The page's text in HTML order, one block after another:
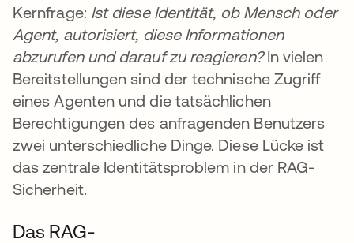
Kernfrage: Ist diese Identität, ob Mensch oder
Agent, autorisiert, diese Informationen
abzurufen und darauf zu reagieren?In vielen
Bereitstellungen sind der technische Zugriff
eines Agenten und die tatsächlichen
Berechtigungen des anfragenden Benutzers
zwei unterschiedliche Dinge. Diese Lücke ist
das zentrale Identitätsproblem in der RAG-
Sicherheit.
Das RAG-